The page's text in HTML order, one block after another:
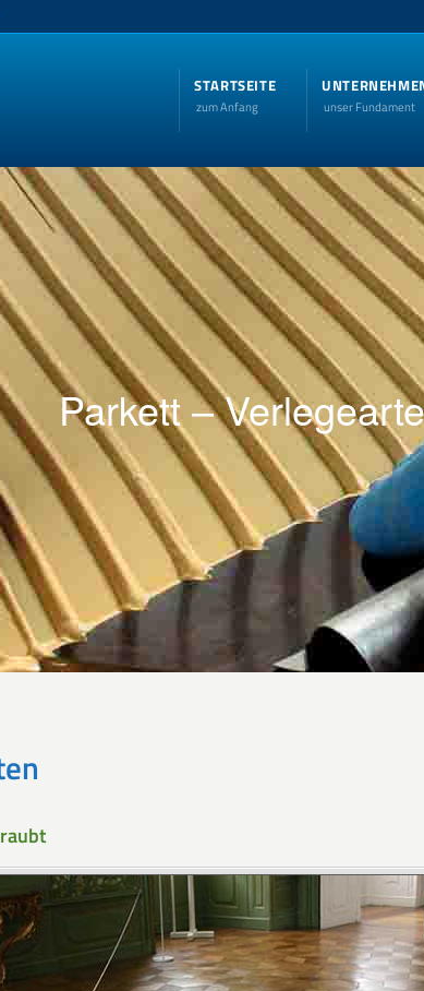
STARTSEITE
zum Anfang unser Fundament
Parkett –